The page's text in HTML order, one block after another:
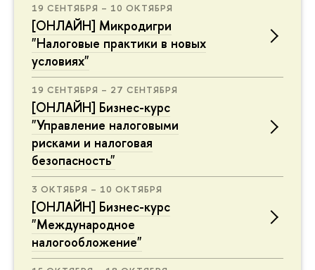
19 СЕНТЯБРЯ – 10 ОКТЯБРЯ
[ОНЛАЙН] Микродигри
"Налоговые практики в новых
условиях"
19 СЕНТЯБРЯ – 27 СЕНТЯБРЯ
[ОНЛАЙН] Бизнес-курс
"Управление налоговыми
рисками и налоговая
безопасность"
3 ОКТЯБРЯ – 10 ОКТЯБРЯ
[ОНЛАЙН] Бизнес-курс
"Международное
налогообложение"